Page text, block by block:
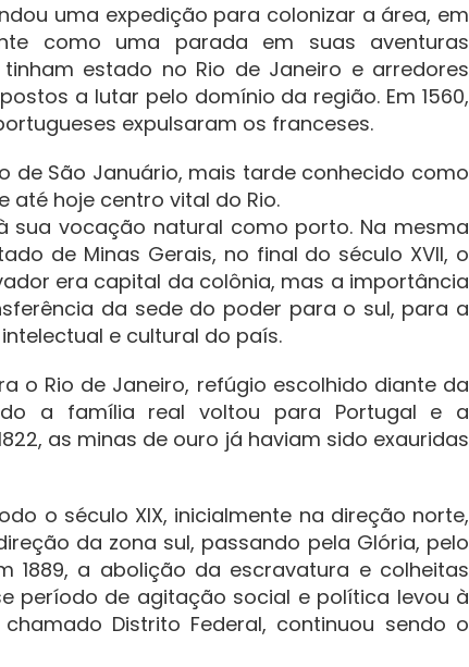
uma expedição para colonizar a área, em
como uma parada em suas aventuras
estado no Rio de Janeiro e arredores
a lutar pelo domínio da região. Em 1560,
expulsaram os franceses.
São Januário, mais tarde conhecido como
até hoje centro vital do Rio.
sua vocação natural como porto. Na mesma
de Minas Gerais, no final do século XVII, o
era capital da colônia, mas a importância
da sede do poder para o sul, para a
e cultural do país.
o Rio de Janeiro, refúgio escolhido diante da
a família real voltou para Portugal e a
as minas de ouro já haviam sido exauridas
o século XIX, inicialmente na direção norte,
da zona sul, passando pela Glória, pelo
1889, a abolição da escravatura e colheitas
período de agitação social e política levou à
Distrito Federal, continuou sendo o